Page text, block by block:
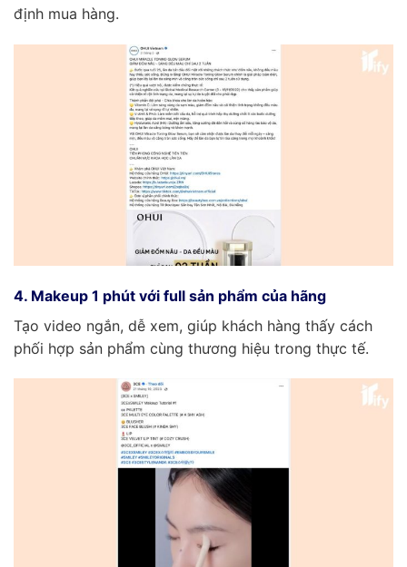
định mua hàng.
4. Makeup 1 phút với full sản phẩm của hãng
Tạo video ngắn, dễ xem, giúp khách hàng thấy cách
phối hợp sản phẩm cùng thương hiệu trong thực tế.